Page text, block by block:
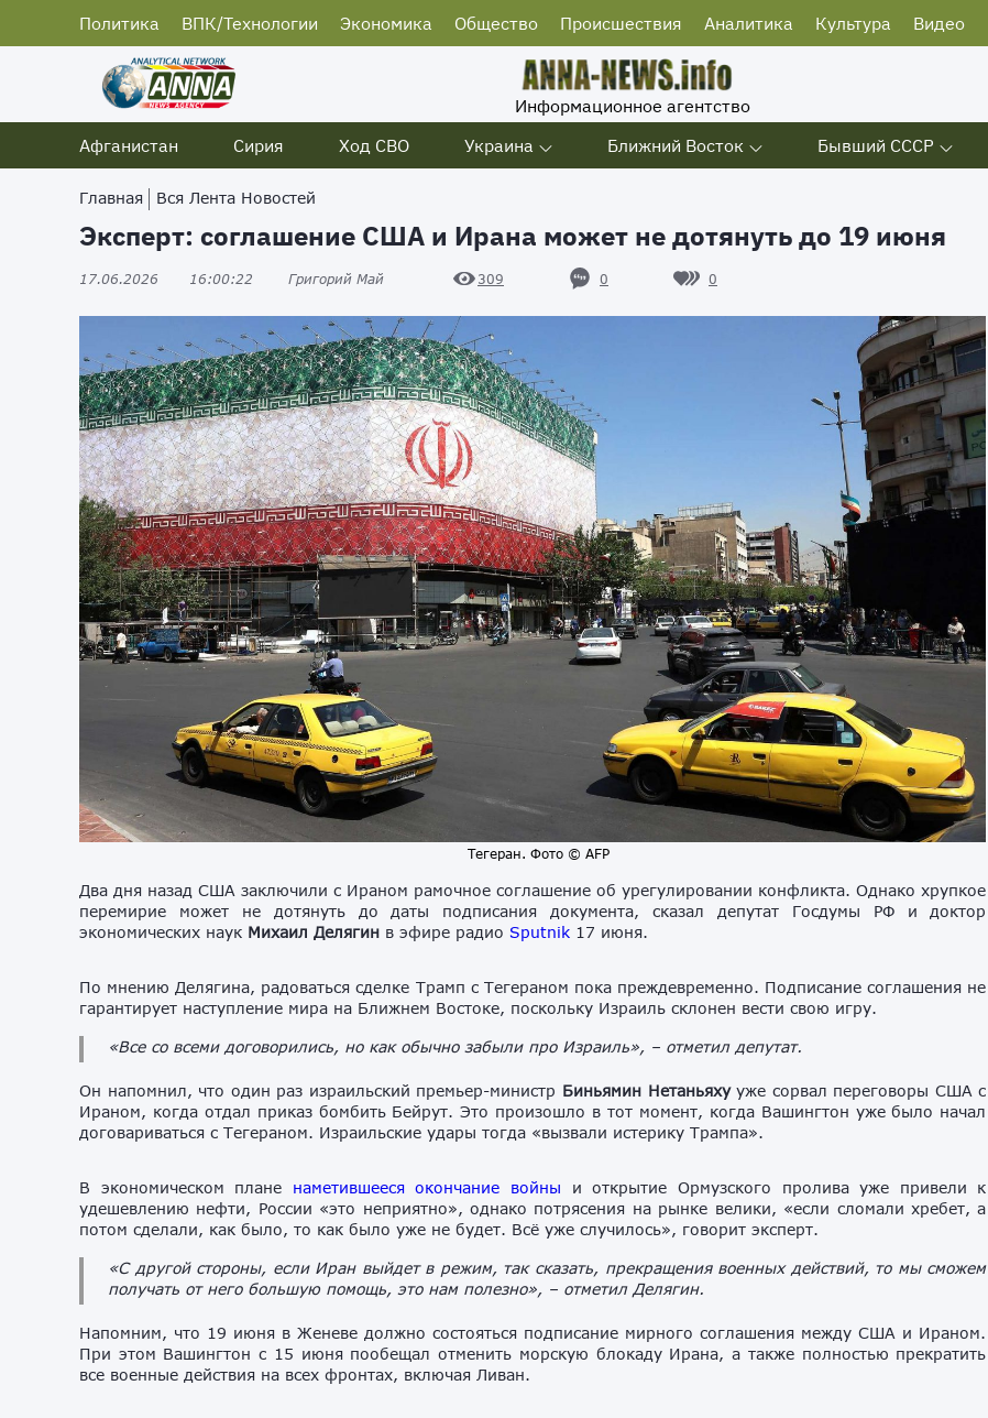
Политика ВПК/Технологии Экономика Общество Происшествия Аналитика Культура Видео
Информационное агентство
Афганистан
Сирия Ход СВО Украина Ближний Восток Бывший СССР
Главная Вся Лента Новостей
Эксперт: соглашение США и Ирана может не дотянуть до 19 июня
17.06.2026 16:00:22 Григорий Май 309 0 0
Тегеран. Фото © AFP
Два дня назад США заключили с Ираном рамочное соглашение об урегулировании конфликта. Однако хрупкое
перемирие может не дотянуть до даты подписания документа, сказал депутат Госдумы РФ и доктор
экономических наук Михаил Делягин в эфире радио Sputnik 17 июня.
По мнению Делягина, радоваться сделке Трамп с Тегераном пока преждевременно. Подписание соглашения не
гарантирует наступление мира на Ближнем Востоке, поскольку Израиль склонен вести свою игру.
«Все со всеми договорились, но как обычно забыли про Израиль», – отметил депутат.
Он напомнил, что один раз израильский премьер-министр Биньямин Нетаньяхууже сорвал переговоры США с
Ираном, когда отдал приказ бомбить Бейрут. Это произошло в тот момент, когда Вашингтон уже было начал
договариваться с Тегераном. Израильские удары тогда «вызвали истерику Трампа».
В экономическом плане наметившееся окончание войны и открытие Ормузского пролива уже привели к
удешевлению нефти, России «это неприятно», однако потрясения на рынке велики, «если сломали хребет, а
потом сделали, как было, то как было уже не будет. Всё уже случилось», говорит эксперт.
«С другой стороны, если Иран выйдет в режим, так сказать, прекращения военных действий, то мы сможем
получать от него большую помощь, это нам полезно», – отметил Делягин.
Напомним, что 19 июня в Женеве должно состояться подписание мирного соглашения между США и Ираном.
При этом Вашингтон с 15 июня пообещал отменить морскую блокаду Ирана, а также полностью прекратить
все военные действия на всех фронтах, включая Ливан.